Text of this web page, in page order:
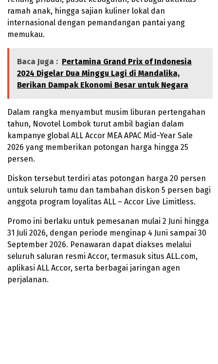
ramah anak, hingga sajian kuliner lokal dan
internasional dengan pemandangan pantai yang
memukau.
Baca Juga : Pertamina Grand Prix of Indonesia
2024 Digelar Dua Minggu Lagi di Mandalika,
Berikan Dampak Ekonomi Besar untuk Negara
Dalam rangka menyambut musim liburan pertengahan
tahun, Novotel Lombok turut ambil bagian dalam
kampanye global ALL Accor MEA APAC Mid-Year Sale
2026 yang memberikan potongan harga hingga 25
persen.
Diskon tersebut terdiri atas potongan harga 20 persen
untuk seluruh tamu dan tambahan diskon 5 persen bagi
anggota program loyalitas ALL – Accor Live Limitless.
Promo ini berlaku untuk pemesanan mulai 2 Juni hingga
31 Juli 2026, dengan periode menginap 4 Juni sampai 30
September 2026. Penawaran dapat diakses melalui
seluruh saluran resmi Accor, termasuk situs ALL.com,
aplikasi ALL Accor, serta berbagai jaringan agen
perjalanan.